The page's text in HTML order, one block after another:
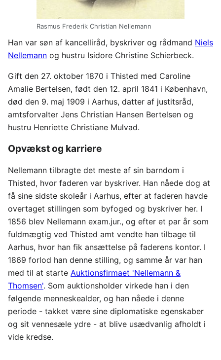
Rasmus Frederik Christian Nellemann
Han var søn af kancelliråd, byskriver og rådmand Niels
Nellemann og hustru Isidore Christine Schierbeck.
Gift den 27. oktober 1870 i Thisted med Caroline
Amalie Bertelsen, født den 12. april 1841 i København,
død den 9. maj 1909 i Aarhus, datter af justitsråd,
amtsforvalter Jens Christian Hansen Bertelsen og
hustru Henriette Christiane Mulvad.
Opvækst og karriere
Nellemann tilbragte det meste af sin barndom i
Thisted, hvor faderen var byskriver. Han nåede dog at
få sine sidste skoleår i Aarhus, efter at faderen havde
overtaget stillingen som byfoged og byskriver her. I
1856 blev Nellemann exam.jur., og efter et par år som
fuldmægtig ved Thisted amt vendte han tilbage til
Aarhus, hvor han fik ansættelse på faderens kontor. I
1869 forlod han denne stilling, og samme år var han
med til at starte Auktionsfirmaet 'Nellemann &
Thomsen'. Som auktionsholder virkede han i den
følgende menneskealder, og han nåede i denne
periode - takket være sine diplomatiske egenskaber
og sit vennesæle ydre - at blive usædvanlig afholdt i
vide kredse.